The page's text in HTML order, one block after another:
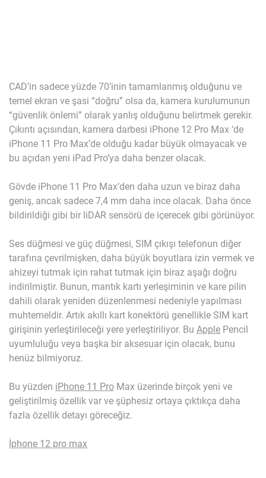
CAD’in sadece yüzde 70’inin tamamlanmış olduğunu ve
temel ekran ve şasi “doğru” olsa da, kamera kurulumunun
“güvenlik önlemi” olarak yanlış olduğunu belirtmek gerekir.
Çıkıntı açısından, kamera darbesi iPhone 12 Pro Max ‘de
iPhone 11 Pro Max’de olduğu kadar büyük olmayacak ve
bu açıdan yeni iPad Pro’ya daha benzer olacak.
Gövde iPhone 11 Pro Max’den daha uzun ve biraz daha
geniş, ancak sadece 7,4 mm daha ince olacak. Daha önce
bildirildiği gibi bir liDAR sensörü de içerecek gibi görünüyor.
Ses düğmesi ve güç düğmesi, SIM çıkışı telefonun diğer
tarafına çevrilmişken, daha büyük boyutlara izin vermek ve
ahizeyi tutmak için rahat tutmak için biraz aşağı doğru
indirilmiştir. Bunun, mantık kartı yerleşiminin ve kare pilin
dahili olarak yeniden düzenlenmesi nedeniyle yapılması
muhtemeldir. Artık akıllı kart konektörü genellikle SIM kart
girişinin yerleştirileceği yere yerleştiriliyor. Bu Apple Pencil
uyumluluğu veya başka bir aksesuar için olacak, bunu
henüz bilmiyoruz.
Bu yüzden iPhone 11 Pro Max üzerinde birçok yeni ve
geliştirilmiş özellik var ve şüphesiz ortaya çıktıkça daha
fazla özellik detayı göreceğiz.
İphone 12 pro max